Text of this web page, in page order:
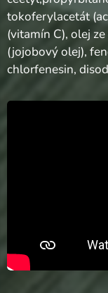
tokoferylacetát
(vitamín C), olej
(jojobový olej),
chlorfenesin,